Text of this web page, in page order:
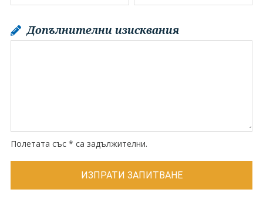
Допълнителни изисквания
Полетата със * са задължителни.